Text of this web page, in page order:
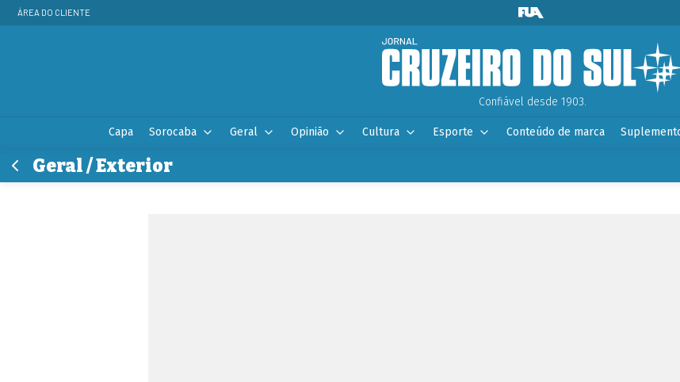
ÁREA DO CLIENTE
Confiável desde 1903.
Capa Sorocaba Geral Opinião Cultura Esporte Conteúdo de marca
Geral / Exterior